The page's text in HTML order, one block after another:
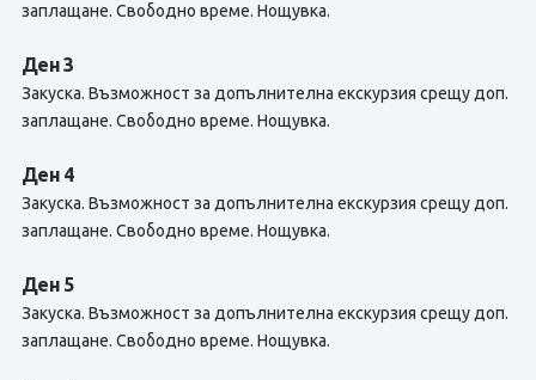
заплащане. Свободно време. Нощувка.
Ден 3
Закуска. Възможност за допълнителна екскурзия срещу доп.
заплащане. Свободно време. Нощувка.
Ден 4
Закуска. Възможност за допълнителна екскурзия срещу доп.
заплащане. Свободно време. Нощувка.
Ден 5
Закуска. Възможност за допълнителна екскурзия срещу доп.
заплащане. Свободно време. Нощувка.